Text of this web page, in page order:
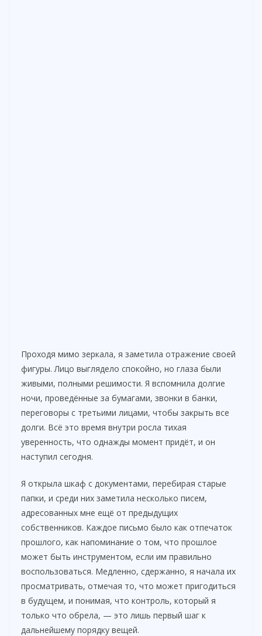
Проходя мимо зеркала, я заметила отражение своей
фигуры. Лицо выглядело спокойно, но глаза были
живыми, полными решимости. Я вспомнила долгие
ночи, проведённые за бумагами, звонки в банки,
переговоры с третьими лицами, чтобы закрыть все
долги. Всё это время внутри росла тихая
уверенность, что однажды момент придёт, и он
наступил сегодня.
Я открыла шкаф с документами, перебирая старые
папки, и среди них заметила несколько писем,
адресованных мне ещё от предыдущих
собственников. Каждое письмо было как отпечаток
прошлого, как напоминание о том, что прошлое
может быть инструментом, если им правильно
воспользоваться. Медленно, сдержанно, я начала их
просматривать, отмечая то, что может пригодиться
в будущем, и понимая, что контроль, который я
только что обрела, — это лишь первый шаг к
дальнейшему порядку вещей.